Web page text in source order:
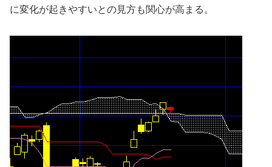
に変化が起きやすいとの見方も関心が高まる。